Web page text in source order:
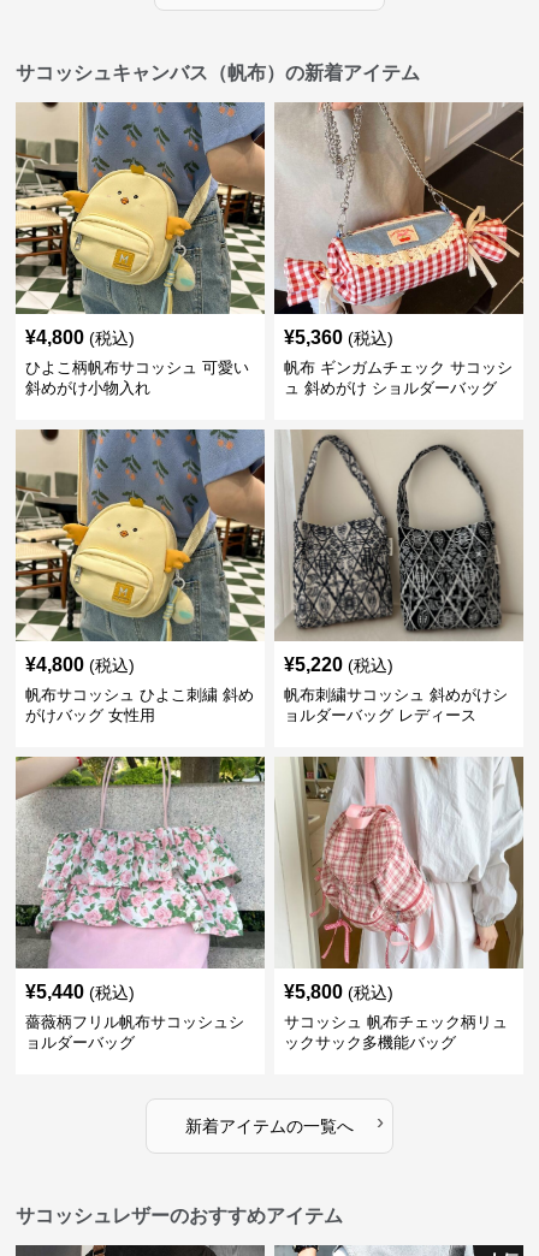
サコッシュキャンバス（帆布）の新着アイテム
¥4,800 (税込)
ひよこ柄帆布サコッシュ 可愛い
斜めがけ小物入れ
¥5,360 (税込)
帆布 ギンガムチェック サコッシ
ュ 斜めがけ ショルダーバッグ
¥4,800 (税込)
帆布サコッシュ ひよこ刺繍 斜め
がけバッグ 女性用
¥5,220 (税込)
帆布刺繍サコッシュ 斜めがけシ
ョルダーバッグ レディース
¥5,440 (税込)
薔薇柄フリル帆布サコッシュシ
ョルダーバッグ
¥5,800 (税込)
サコッシュ 帆布チェック柄リュ
ックサック多機能バッグ
新着アイテムの一覧へ ›
サコッシュレザーのおすすめアイテム